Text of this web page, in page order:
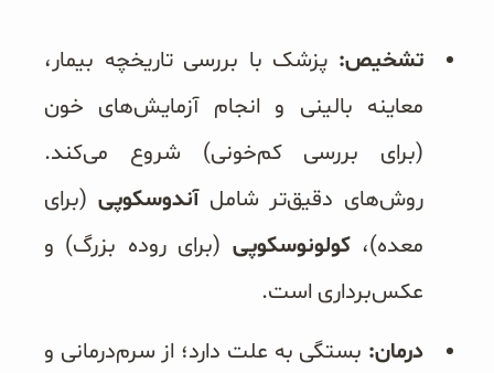
تشخیص: پزشک با بررسی تاریخچه بیمار،
معاینه بالینی و انجام آزمایش‌های خون
(برای بررسی کم‌خونی) شروع می‌کند.
روش‌های دقیق‌تر شاملآندوسکوپی (برای
معده)،کولونوسکوپی (برای روده بزرگ) و
عکس‌برداری است.
درمان: بستگی به علت دارد؛ از سرم‌درمانی و